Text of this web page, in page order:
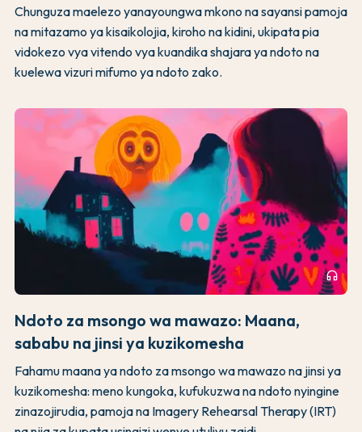
Chunguza maelezo yanayoungwa mkono na sayansi pamoja
na mitazamo ya kisaikolojia, kiroho na kidini, ukipata pia
vidokezo vya vitendo vya kuandika shajara ya ndoto na
kuelewa vizuri mifumo ya ndoto zako.
headphones
Ndoto za msongo wa mawazo: Maana,
sababu na jinsi ya kuzikomesha
Fahamu maana ya ndoto za msongo wa mawazo na jinsi ya
kuzikomesha: meno kungoka, kufukuzwa na ndoto nyingine
zinazojirudia, pamoja na Imagery Rehearsal Therapy (IRT)